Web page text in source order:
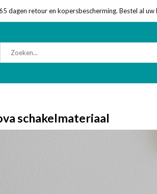
dagen retour en kopersbescherming. Bestel al
schakelmateriaal